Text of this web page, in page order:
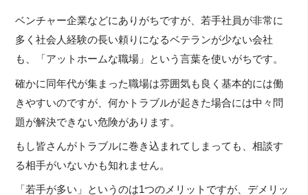
ベンチャー企業などにありがちですが、若手社員が非常に
多く社会人経験の長い頼りになるベテランが少ない会社
も、「アットホームな職場」という言葉を使いがちです。
確かに同年代が集まった職場は雰囲気も良く基本的には働
きやすいのですが、何かトラブルが起きた場合には中々問
題が解決できない危険があります。
もし皆さんがトラブルに巻き込まれてしまっても、相談す
る相手がいないかも知れません。
「若手が多い」というのは1つのメリットですが、デメリッ